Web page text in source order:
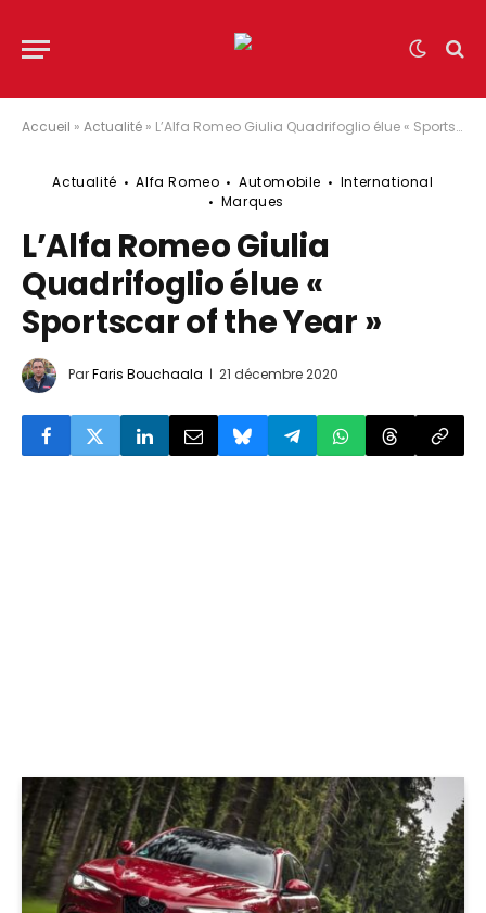
Accueil » Actualité » L’Alfa Romeo Giulia Quadrifoglio élue « Sportscar of the Year »
Actualité Alfa Romeo Automobile
International
Marques
L’Alfa Romeo Giulia
Quadrifoglio élue «
Sportscar of the Year »
ParFaris Bouchaala 21 décembre 2020